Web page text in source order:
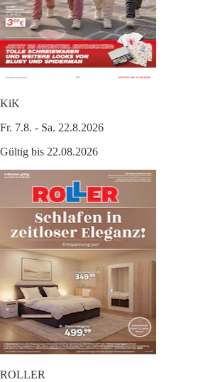
KiK
Fr. 7.8. - Sa. 22.8.2026
Gültig bis 22.08.2026
ROLLER